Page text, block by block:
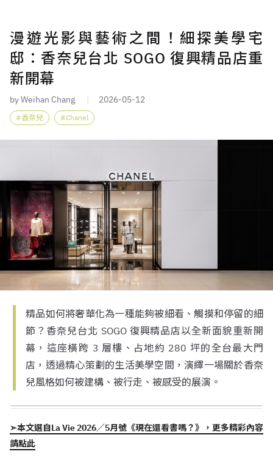
漫遊光影與藝術之間！細探美學宅
邸：香奈兒台北 SOGO 復興精品店重
新開幕
by Weihan Chang 2026-05-12
香奈兒 Chanel
精品如何將奢華化為一種能夠被細看、觸摸和停留的細
節？香奈兒台北 SOGO 復興精品店以全新面貌重新開
幕，這座橫跨 3 層樓、占地約 280 坪的全台最大門
店，透過精心策劃的生活美學空間，演繹一場關於香奈
兒風格如何被建構、被行走、被感受的展演。
➣本文選自La Vie 2026／5月號《現在還看書嗎？》，更多精彩內容
請點此